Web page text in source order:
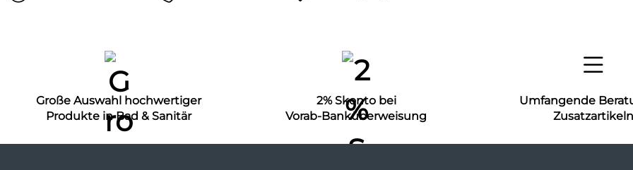
Große Auswahl hochwertiger
Produkte in Bad & Sanitär
2% Skonto bei
Vorab-Banküberweisung
Umfangende
Zusatzartikeln